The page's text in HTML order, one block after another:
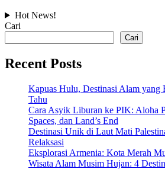
Hot News!
Cari
Cari
Recent Posts
Kapuas Hulu, Destinasi Alam yang
Tahu
Cara Asyik Liburan ke PIK: Aloha
Spaces, dan Land’s End
Destinasi Unik di Laut Mati
Relaksasi
Eksplorasi Armenia: Kota Merah
Wisata Alam Musim Hujan: 4